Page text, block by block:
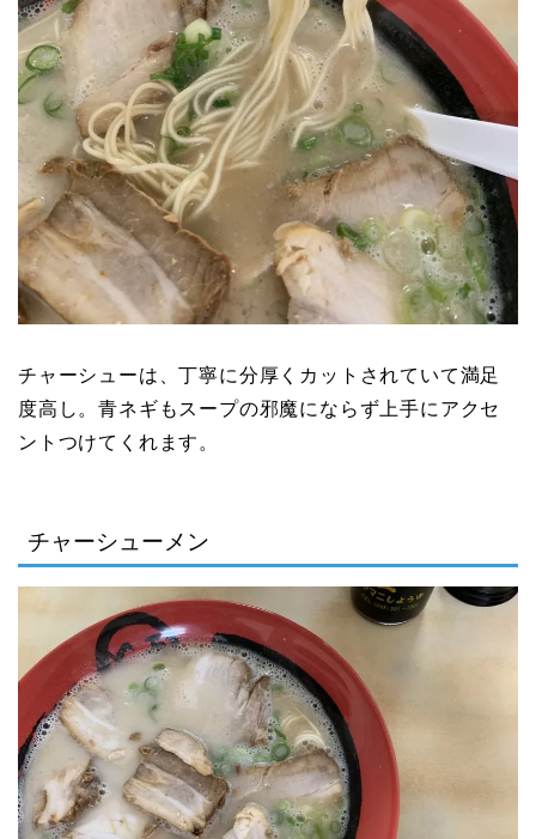
チャーシューは、丁寧に分厚くカットされていて満足
度高し。青ネギもスープの邪魔にならず上手にアクセ
ントつけてくれます。
チャーシューメン